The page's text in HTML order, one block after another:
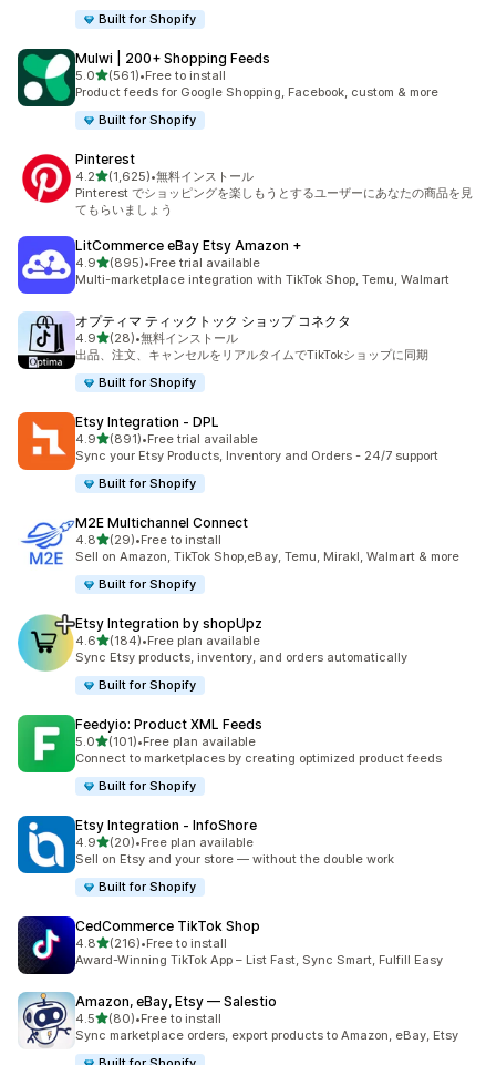
Built for Shopify
Mulwi | 200+ Shopping Feeds
5.05つ星中
(561)
合計レビュー数：561件
•Free to install
Product feeds for Google Shopping, Facebook, custom & more
Built for Shopify
Pinterest
4.25つ星中
(1,625)
合計レビュー数：1625件
•無料インストール
Pinterest でショッピングを楽しもうとするユーザーにあなたの商品を見
てもらいましょう
LitCommerce eBay Etsy Amazon +
4.95つ星中
(895)
合計レビュー数：895件
•Free trial available
Multi-marketplace integration with TikTok Shop, Temu, Walmart
オプティマ ティックトック ショップ コネクタ
4.95つ星中
(28)
合計レビュー数：28件
•無料インストール
出品、注文、キャンセルをリアルタイムでTikTokショップに同期
Built for Shopify
Etsy Integration ‑ DPL
4.95つ星中
(891)
合計レビュー数：891件
•Free trial available
Sync your Etsy Products, Inventory and Orders - 24/7 support
Built for Shopify
M2E Multichannel Connect
4.85つ星中
(29)
合計レビュー数：29件
•Free to install
Sell on Amazon, TikTok Shop,eBay, Temu, Mirakl, Walmart & more
Built for Shopify
Etsy Integration by shopUpz
4.65つ星中
(184)
合計レビュー数：184件
•Free plan available
Sync Etsy products, inventory, and orders automatically
Built for Shopify
Feedyio: Product XML Feeds
5.05つ星中
(101)
合計レビュー数：101件
•Free plan available
Connect to marketplaces by creating optimized product feeds
Built for Shopify
Etsy Integration ‑ InfoShore
4.95つ星中
(20)
合計レビュー数：20件
•Free plan available
Sell on Etsy and your store — without the double work
Built for Shopify
CedCommerce TikTok Shop
4.85つ星中
(216)
合計レビュー数：216件
•Free to install
Award-Winning TikTok App – List Fast, Sync Smart, Fulfill Easy
Amazon, eBay, Etsy — Salestio
4.55つ星中
(80)
合計レビュー数：80件
•Free to install
Sync marketplace orders, export products to Amazon, eBay, Etsy